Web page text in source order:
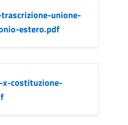
unione-
estero.pdf
x-costituzione-